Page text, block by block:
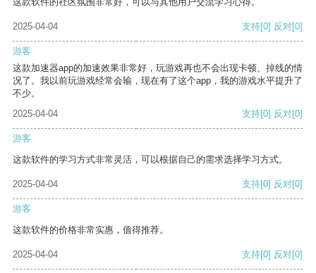
2025-04-04 支持[0] 反对[0]
游客
这款加速器app的加速效果非常好，玩游戏再也不会出现卡顿、掉线的情
况了。我以前玩游戏经常会输，现在有了这个app，我的游戏水平提升了
不少。
2025-04-04
支持[0] 反对[0]
游客
这款软件的学习方式非常灵活，可以根据自己的需求选择学习方式。
2025-04-04 支持[0] 反对[0]
游客
这款软件的价格非常实惠，值得推荐。
2025-04-04 支持[0] 反对[0]